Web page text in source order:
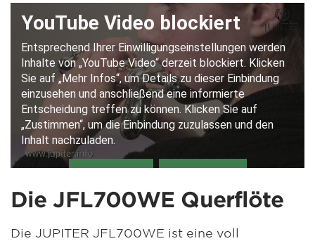
Die JFL700WE Querflöte
Die JUPITER JFL700WE ist eine voll